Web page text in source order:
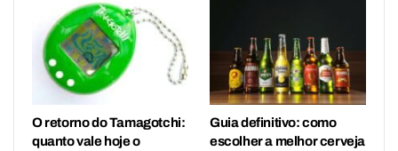
O retorno do Tamagotchi:
quanto vale hoje o
Guia definitivo: como
escolher a melhor cerveja